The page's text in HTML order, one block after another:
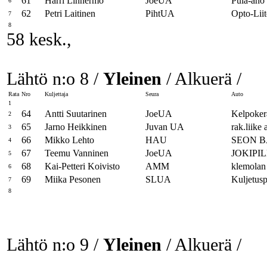
7 62 Petri Laitinen PihtUA Opto-
8
58 kesk.,
Lähtö n:o 8 / Yleinen / Alkuerä /
Rata Nro Kuljettaja Seura
Auto
1
2
64 Antti Suutarinen JoeUA
3 65 Jarno Heikkinen Juvan UA rak.liike
4 66 Mikko Lehto HAU SEON
5 67 Teemu Vanninen JoeUA
6 68 Kai-Petteri Koivisto AMM
7 69 Miika Pesonen SLUA
8
Lähtö n:o 9 / Yleinen / Alkuerä /